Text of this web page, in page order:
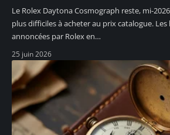
Le Rolex Daytona Cosmograph reste, mi-
plus difficiles à acheter au prix catalogue.
annoncées par Rolex en…
25 juin 2026